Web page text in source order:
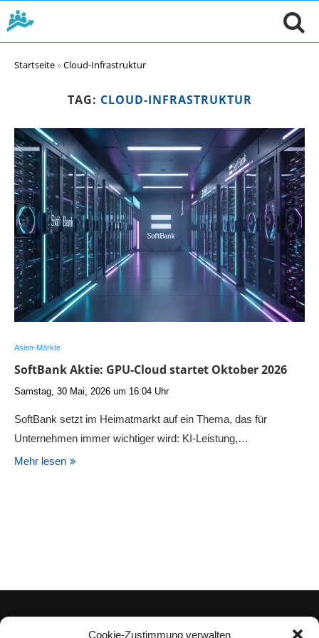
Cookie-Zustimmung verwalten
Startseite»Cloud-Infrastruktur
TAG: CLOUD-INFRASTRUKTUR
Asien-Märkte
SoftBank Aktie: GPU-Cloud startet Oktober 2026
Samstag, 30 Mai, 2026 um 16:04 Uhr
SoftBank setzt im Heimatmarkt auf ein Thema, das für
Unternehmen immer wichtiger wird: KI-Leistung,…
Mehr lesen